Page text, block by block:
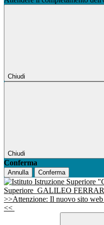
Chiudi
Chiudi
Conferma
Annulla Conferma
Superiore GALILEO
>>Attenzione: Il nuovo sito
<<